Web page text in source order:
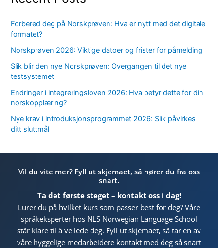
Forbered deg på Norskprøven: Hva er nytt med det digitale
formatet?
Norskprøven 2026: Viktige datoer og frister for påmelding
Slik blir den nye Norskprøven: Overgangen til det nye
testsystemet
Endringer i integreringsloven 2026: Hva betyr dette for din
norskopplæring?
Nye krav i introduksjonsprogrammet 2026: Slik påvirkes
ditt sluttmål
Vil du vite mer? Fyll ut skjemaet, så hører du fra oss
snart.
Ta det første steget – kontakt oss i dag!
Lurer du på hvilket kurs som passer best for deg? Våre
språkeksperter hos NLS Norwegian Language School
står klare til å veilede deg. Fyll ut skjemaet, så tar en av
våre hyggelige medarbeidere kontakt med deg så snart